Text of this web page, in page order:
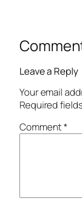
Leave a Reply
Your email
Required
Comment*